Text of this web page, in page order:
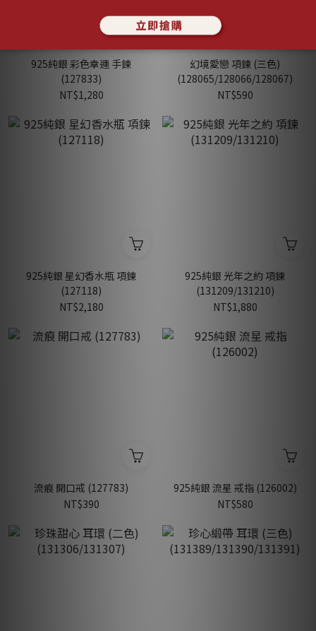
925純銀 彩色幸運 手鍊
(127833)
NT$1,280
幻境愛戀 項鍊 (三色)
(128065/128066/128067)
NT$590
925純銀 星幻香水瓶 項鍊
(127118)
NT$2,180
925純銀 光年之約 項鍊
(131209/131210)
NT$1,880
流痕 開口戒 (127783)
NT$390
925純銀 流星 戒指 (126002)
NT$580